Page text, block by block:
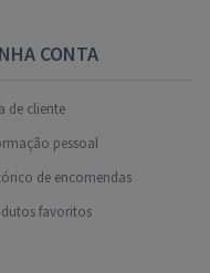
CONTA
de cliente
pessoal
de encomendas
favoritos